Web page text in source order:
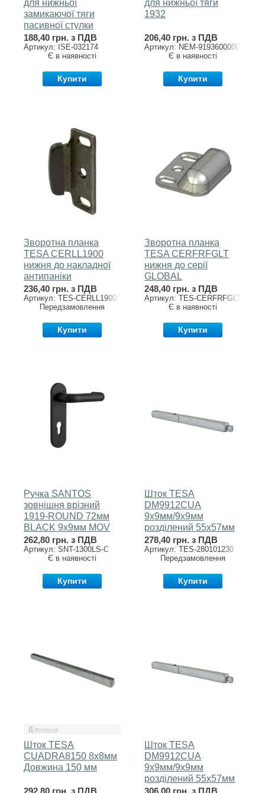
для нижньої
замикаючої тяги
пасивної стулки
032174 пластик
188,40 грн. з ПДВ
Артикул: ISE-032174
Є в наявності
Купити
для нижньої тяги
1932
206,40 грн. з ПДВ
Артикул: NEM-9193600000
Є в наявності
Купити
Зворотна планка
TESA CERLL1900
нижня до накладної
антипаніки
236,40 грн. з ПДВ
Артикул: TES-CERLL1900/REF1
Передзамовлення
Купити
Зворотна планка
TESA CERFRFGLT
нижня до серії
GLOBAL
248,40 грн. з ПДВ
Артикул: TES-CERFRFGLT
Є в наявності
Купити
Ручка SANTOS
зовнішня врізний
1919-ROUND 72мм
BLACK 9x9мм MOV
CYL_HOLE
262,80 грн. з ПДВ
Артикул: SNT-1300LS-C
Є в наявності
Купити
Шток TESA
DM9912CUA
9х9мм/9х9мм
розділений 55х57мм
278,40 грн. з ПДВ
Артикул: TES-280101230
Передзамовлення
Купити
Шток TESA
CUADRA8150 8x8мм
Довжина 150 мм
292,80 грн. з ПДВ
Шток TESA
DM9912CUA
9х9мм/9х9мм
розділений 55х57мм
306,00 грн. з ПДВ